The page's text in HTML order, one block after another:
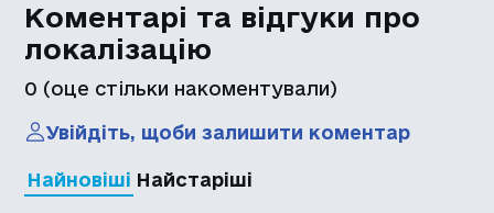
Коментарі та відгуки про
локалізацію
0 (оце стільки накоментували)
Увійдіть, щоби залишити коментар
Найновіші Найстаріші